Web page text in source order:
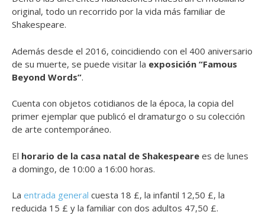
original, todo un recorrido por la vida más familiar de
Shakespeare.
Además desde el 2016, coincidiendo con el 400 aniversario
de su muerte, se puede visitar la exposición “Famous
Beyond Words”.
Cuenta con objetos cotidianos de la época, la copia del
primer ejemplar que publicó el dramaturgo o su colección
de arte contemporáneo.
El horario de la casa natal de Shakespeare es de lunes
a domingo, de 10:00 a 16:00 horas.
La entrada general cuesta 18 £, la infantil 12,50 £, la
reducida 15 £ y la familiar con dos adultos 47,50 £.